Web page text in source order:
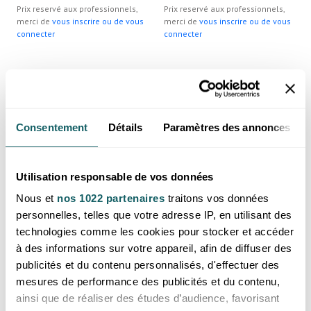
Consentement Détails Paramètres des annonces
Utilisation responsable de vos données
Nous et nos 1022 partenaires traitons vos données
personnelles, telles que votre adresse IP, en utilisant des
technologies comme les cookies pour stocker et accéder
à des informations sur votre appareil, afin de diffuser des
publicités et du contenu personnalisés, d'effectuer des
mesures de performance des publicités et du contenu,
ainsi que de réaliser des études d’audience, favorisant
Prix reservé aux professionnels,
merci de vous inscrire ou de vous
connecter
Prix reservé aux professionnels,
merci de vous inscrire ou de vous
connecter
Pochette organza rose (lot 100
pièces)
Prix reservé aux professionnels,
connecter
Pochette organza rouge (lot
100 pièces)
Prix reservé aux professionnels,
merci de
connecter